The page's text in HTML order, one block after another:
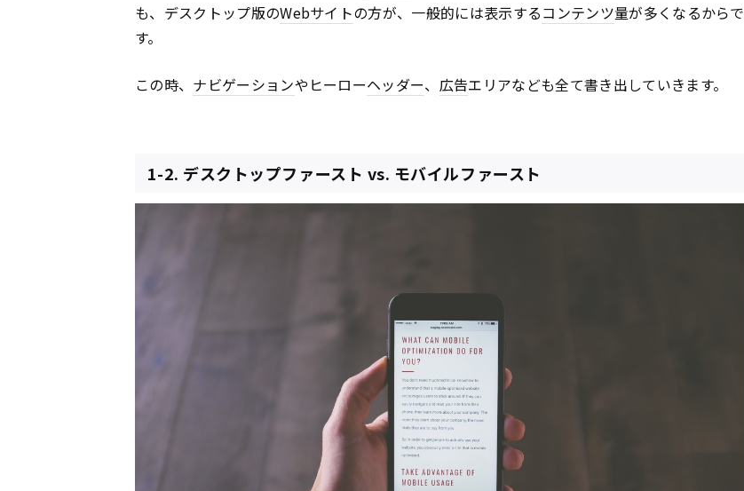
も、デスクトップ版のWebサイトの方が、一般的には表示するコンテンツ量が多くなるからで
す。
この時、 ナビゲーションやヒーローヘッダー、 広告エリアなども全て書き出していきます。
1-2. デスクトップファースト vs. モバイルファースト